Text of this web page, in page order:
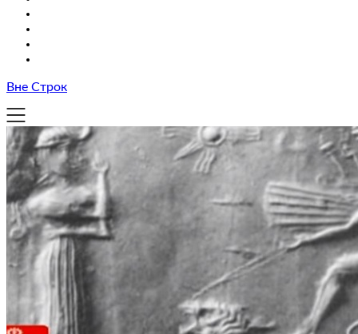
Вне Строк